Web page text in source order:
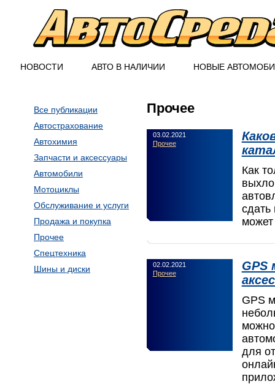
НОВОСТИ АВТО В НАЛИЧИИ НОВЫЕ
Все публикации
Автострахование
Автохимия
Запчасти и аксессуары
Автомобили
Мотоциклы
Обслуживание и услуги
Продажа и покупка
Прочее
Спецтехника
Шины и диски
Прочее
03.02.2021
Прочее
Как
сдать
может
02.02.2021
Прочее
GPS
GPS
для